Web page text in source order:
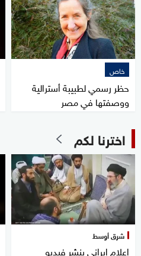
خاص
حظر رسمي لطبيبة أسترالية
ووصفتها في مصر
اخترنا لكم
شرق أوسط
إعلام إيراني ينشر فيديو